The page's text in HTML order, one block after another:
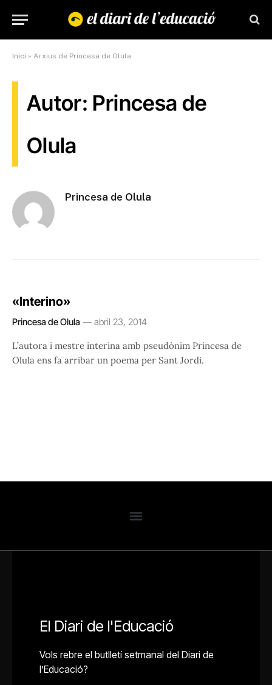
Inici » Arxius de Princesa de Olula
Autor: Princesa de
Olula
Princesa de Olula
«Interino»
Princesa de Olula abril 23, 2014
L’autora i mestre interina amb pseudònim Princesa de
Olula ens fa arribar un poema per Sant Jordi.